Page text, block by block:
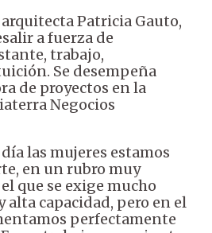
arquitecta Patricia Gauto,
a fuerza de
trabajo,
Se desempeña
de proyectos en la
Negocios
las mujeres estamos
en un rubro muy
que se exige mucho
alta capacidad, pero en el
perfectamente